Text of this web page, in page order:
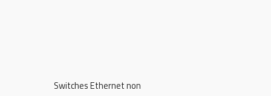
Switches Ethernet non